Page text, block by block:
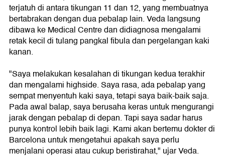
terjatuh di antara tikungan 11 dan 12, yang membuatnya
bertabrakan dengan dua pebalap lain. Veda langsung
dibawa ke Medical Centre dan didiagnosa mengalami
retak kecil di tulang pangkal fibula dan pergelangan kaki
kanan.
"Saya melakukan kesalahan di tikungan kedua terakhir
dan mengalami highside. Saya rasa, ada pebalap yang
sempat menyentuh kaki saya, tetapi saya baik-baik saja.
Pada awal balap, saya berusaha keras untuk mengurangi
jarak dengan pebalap di depan. Tapi saya sadar harus
punya kontrol lebih baik lagi. Kami akan bertemu dokter di
Barcelona untuk mengetahui apakah saya perlu
menjalani operasi atau cukup beristirahat," ujar Veda.